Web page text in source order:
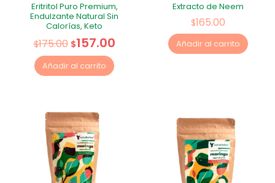
Eritritol Puro Premium,
Endulzante Natural Sin
Calorías, Keto
$175.00 $157.00
Añadir al carrito
Extracto de Neem
$165.00
Añadir al carrito